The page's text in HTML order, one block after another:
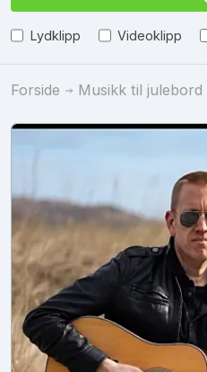
Lydklipp Videoklipp
Forside Musikk til julebord